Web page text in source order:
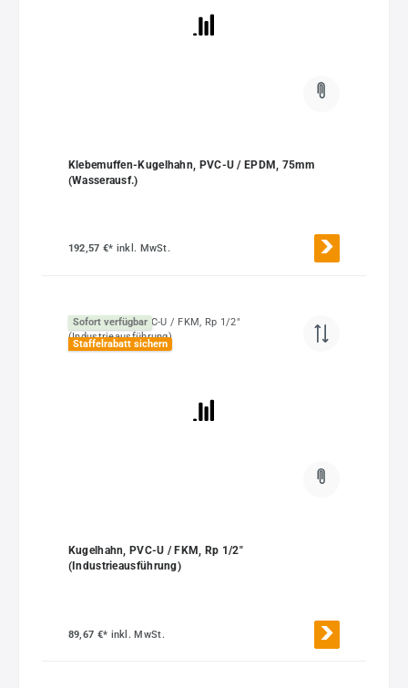
Klebemuffen-Kugelhahn, PVC-U / EPDM, 75mm
(Wasserausf.)
192,57 €* inkl. MwSt.
Sofort verfügbar
Staffelrabatt sichern
Kugelhahn, PVC-U / FKM, Rp 1/2"
(Industrieausführung)
89,67 €* inkl. MwSt.